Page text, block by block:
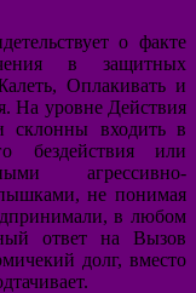
о факте
в защитных
Оплакивать и
На уровне Действия
склонны входить в
бездействия или
агрессивно-
не понимая
в любом
ответ на Вызов
долг, вместо